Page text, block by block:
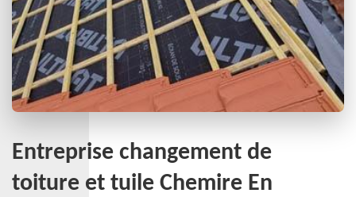
Entreprise changement de
toiture et tuile Chemire En